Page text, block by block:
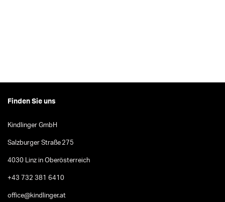
Finden Sie uns
Kindlinger GmbH
Salzburger Straße 275
4030 Linz in Oberösterreich
+43 732 381 6410
office@kindlinger.at